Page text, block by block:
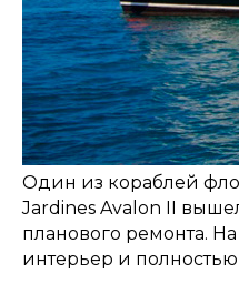
Один из кораблей
Jardines Avalon II
планового ремонта.
интерьер и